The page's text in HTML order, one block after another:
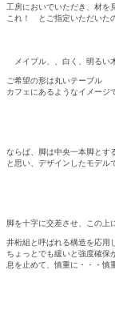
工房においでいただき、材を
これ！ とご指定いただいた
メイプル、、白く、明るい
ご希望の形は丸いテーブル
カフェにあるようなイメージ
ならば、脚は中央一本脚とす
と思い、デザインしたモデル
脚を十字に交差させ、この上
井桁組と呼ばれる構造を応用
ちょっとでも緩いと強度確保
息を止めて、慎重に・・・慎